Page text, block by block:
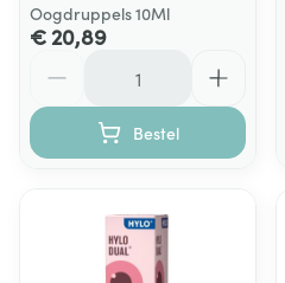
Oogdruppels 10Ml
€ 20,89
Bestel